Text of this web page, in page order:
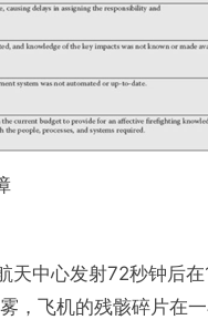
天中心发射72秒钟后
，飞机的残骸碎片在